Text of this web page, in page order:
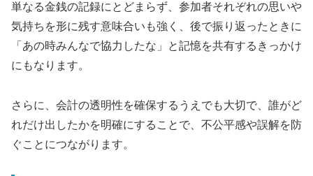
単なる金銭の記録にとどまらず、参加者それぞれの思いや
気持ちを形に残す意味合いも強く、後で振り返ったときに
「あの時みんなで協力したな」と記憶を共有するきっかけ
にもなります。
さらに、会計の透明性を確保するうえでも大切で、誰がど
れだけ出したかを明確にすることで、不公平感や誤解を防
ぐことにつながります。